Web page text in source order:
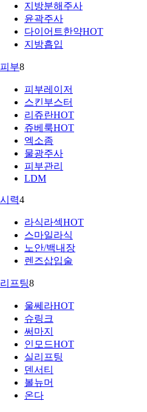
지방분해주사
윤곽주사
다이어트한약HOT
지방흡입
피부8
피부레이저
스킨부스터
리쥬란HOT
쥬베룩HOT
엑소좀
물광주사
피부관리
LDM
시력4
라식라섹HOT
스마일라식
노안/백내장
렌즈삽입술
리프팅8
울쎄라HOT
슈링크
써마지
인모드HOT
실리프팅
덴서티
볼뉴머
온다